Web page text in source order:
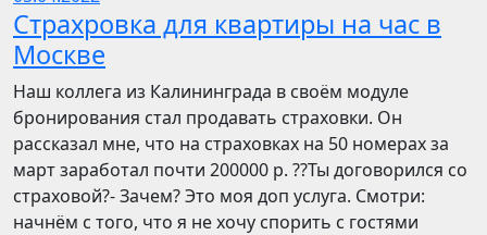
Страхровка для квартиры на час в
Москве
Наш коллега из Калининграда в своём модуле
бронирования стал продавать страховки. Он
рассказал мне, что на страховках на 50 номерах за
март заработал почти 200000 р. ??Ты договорился со
страховой?- Зачем? Это моя доп услуга. Смотри:
начнём с того, что я не хочу спорить с гостями